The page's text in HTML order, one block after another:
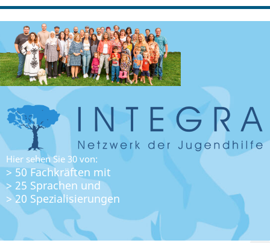
Hier sehen Sie 30 von:
> 50 Fachkräften mit
> 25 Sprachen und
> 20 Spezialisierungen